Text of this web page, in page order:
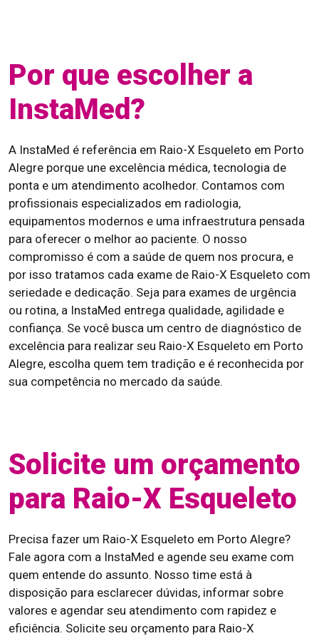
Por que escolher a
InstaMed?
A InstaMed é referência em Raio-X Esqueleto em Porto
Alegre porque une excelência médica, tecnologia de
ponta e um atendimento acolhedor. Contamos com
profissionais especializados em radiologia,
equipamentos modernos e uma infraestrutura pensada
para oferecer o melhor ao paciente. O nosso
compromisso é com a saúde de quem nos procura, e
por isso tratamos cada exame de Raio-X Esqueleto com
seriedade e dedicação. Seja para exames de urgência
ou rotina, a InstaMed entrega qualidade, agilidade e
confiança. Se você busca um centro de diagnóstico de
excelência para realizar seu Raio-X Esqueleto em Porto
Alegre, escolha quem tem tradição e é reconhecida por
sua competência no mercado da saúde.
Solicite um orçamento
para Raio-X Esqueleto
Precisa fazer um Raio-X Esqueleto em Porto Alegre?
Fale agora com a InstaMed e agende seu exame com
quem entende do assunto. Nosso time está à
disposição para esclarecer dúvidas, informar sobre
valores e agendar seu atendimento com rapidez e
eficiência. Solicite seu orçamento para Raio-X